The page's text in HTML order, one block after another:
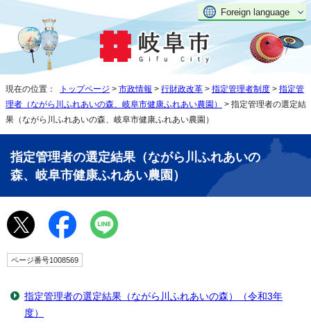
Foreign language
現在の位置： トップページ > 市政情報 > 行財政改革 > 指定管理者制度 > 指定管
理者（ながら川ふれあいの森、岐阜市健康ふれあい農園）
> 指定管理者の選定結
果（ながら川ふれあいの森、岐阜市健康ふれあい農園）
指定管理者の選定結果（ながら川ふれあいの
森、岐阜市健康ふれあい農園）
ページ番号1008569
指定管理者の選定結果（ながら川ふれあいの森）（令和3年
度）